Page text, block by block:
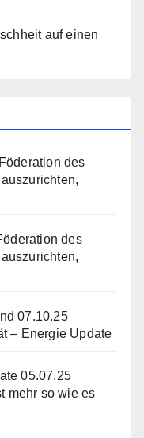
auf einen
des
des
07.10.25
– Energie Update
05.07.25
mehr so wie es